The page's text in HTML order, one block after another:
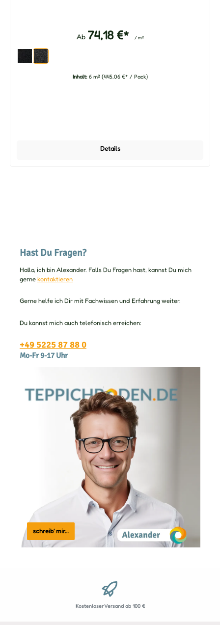
Ab 74,18 €* / m²
Inhalt: 6 m² (445,06 €* / Pack)
Details
Hast Du Fragen?
Hallo, ich bin Alexander. Falls Du Fragen hast, kannst Du mich
gerne kontaktieren
Gerne helfe ich Dir mit Fachwissen und Erfahrung weiter.
Du kannst mich auch telefonisch erreichen:
+49 5225 87 88 0
Mo-Fr 9-17 Uhr
schreib' mir…
Kostenloser Versand ab 100 €